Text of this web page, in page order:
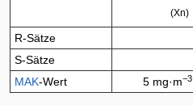
(Xn)
R-Sätze
S-Sätze
MAK-Wert 5 mg·m−3